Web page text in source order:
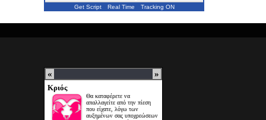
Get Script Real Time Tracking ON